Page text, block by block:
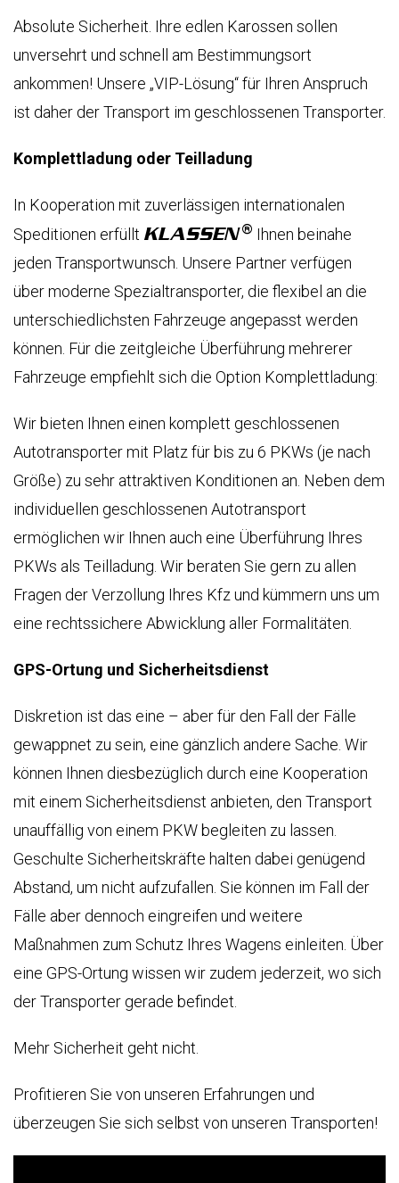
Absolute Sicherheit. Ihre edlen Karossen sollen
unversehrt und schnell am Bestimmungsort
ankommen! Unsere „VIP-Lösung“ für Ihren Anspruch
ist daher der Transport im geschlossenen Transporter.
Komplettladung oder Teilladung
In Kooperation mit zuverlässigen internationalen
Speditionen erfüllt KLASSEN
Ihnen beinahe
jeden Transportwunsch. Unsere Partner verfügen
über moderne Spezialtransporter, die flexibel an die
unterschiedlichsten Fahrzeuge angepasst werden
können. Für die zeitgleiche Überführung mehrerer
Fahrzeuge empfiehlt sich die Option Komplettladung:
Wir bieten Ihnen einen komplett geschlossenen
Autotransporter mit Platz für bis zu 6 PKWs (je nach
Größe) zu sehr attraktiven Konditionen an. Neben dem
individuellen geschlossenen Autotransport
ermöglichen wir Ihnen auch eine Überführung Ihres
PKWs als Teilladung. Wir beraten Sie gern zu allen
Fragen der Verzollung Ihres Kfz und kümmern uns um
eine rechtssichere Abwicklung aller Formalitäten.
GPS-Ortung und Sicherheitsdienst
Diskretion ist das eine – aber für den Fall der Fälle
gewappnet zu sein, eine gänzlich andere Sache. Wir
können Ihnen diesbezüglich durch eine Kooperation
mit einem Sicherheitsdienst anbieten, den Transport
unauffällig von einem PKW begleiten zu lassen.
Geschulte Sicherheitskräfte halten dabei genügend
Abstand, um nicht aufzufallen. Sie können im Fall der
Fälle aber dennoch eingreifen und weitere
Maßnahmen zum Schutz Ihres Wagens einleiten. Über
eine GPS-Ortung wissen wir zudem jederzeit, wo sich
der Transporter gerade befindet.
Mehr Sicherheit geht nicht.
Profitieren Sie von unseren Erfahrungen und
überzeugen Sie sich selbst von unseren Transporten!